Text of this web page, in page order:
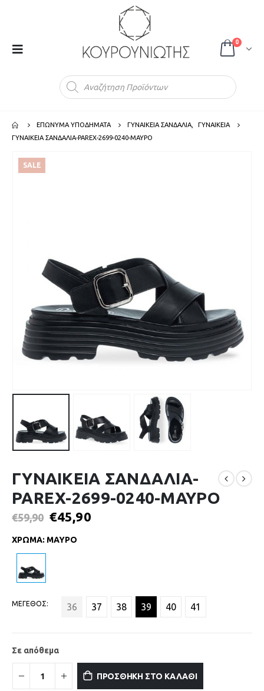
0
ΕΠΩΝΥΜΑ ΥΠΟΔΗΜΑΤΑ ΓΥΝΑΙΚΕΙΑ ΣΑΝΔΑΛΙΑ
ΓΥΝΑΙΚΕΙΑ
ΓΥΝΑΙΚΕΙΑ ΣΑΝΔΑΛΙΑ-PAREX-2699-0240-ΜΑΥΡΟ
SALE
ΓΥΝΑΙΚΕΙΑ ΣΑΝΔΑΛΙΑ-
PAREX-2699-0240-ΜΑΥΡΟ
€59,90 €45,90
ΧΡΩΜΑ: ΜΑΥΡΟ
ΜΕΓΕΘΟΣ 36 37 38 39 40 41
Σε απόθεμα
ΠΡΟΣΘΗΚΗ ΣΤΟ ΚΑΛΑΘΙ